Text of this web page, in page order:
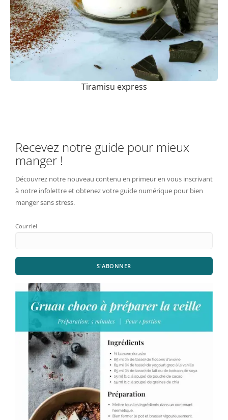
Tiramisu express
Recevez notre guide pour mieux
manger !
Découvrez notre nouveau contenu en primeur en vous inscrivant
à notre infolettre et obtenez votre guide numérique pour bien
manger sans stress.
Courriel
S'ABONNER